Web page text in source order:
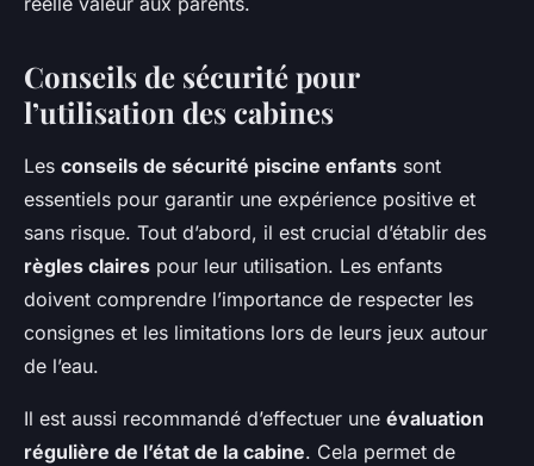
Conseils de sécurité pour
l’utilisation des cabines
Les conseils de sécurité piscine enfants sont
essentiels pour garantir une expérience positive et
sans risque. Tout d’abord, il est crucial d’établir des
règles claires pour leur utilisation. Les enfants
doivent comprendre l’importance de respecter les
consignes et les limitations lors de leurs jeux autour
de l’eau.
Il est aussi recommandé d’effectuer une évaluation
régulière de l’état de la cabine. Cela permet de